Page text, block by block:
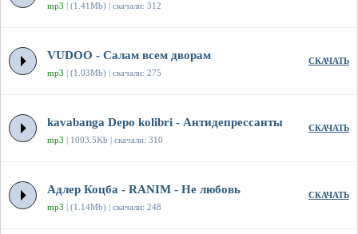
mp3 | (1.41Mb) | скачали: 312
VUDOO - Салам всем дворам
mp3 | (1.03Mb) | скачали: 275
СКАЧАТЬ
kavabanga Depo kolibri - Антидепрессанты
mp3 | 1003.5Kb | скачали: 310
СКАЧАТЬ
Адлер Коцба - RANIM - Не любовь
mp3 | (1.14Mb) | скачали: 248
СКАЧАТЬ